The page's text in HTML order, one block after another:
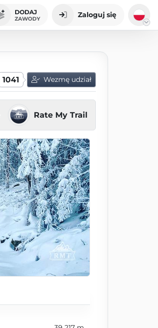
DODAJ
ZAWODY Zaloguj się
1041 Wezmę udział
Rate My Trail